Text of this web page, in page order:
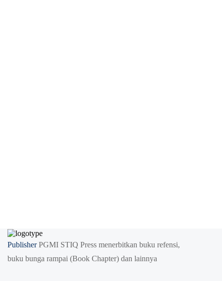
PublisherPGMI STIQ Press menerbitkan buku refensi,
buku bunga rampai (Book Chapter) dan lainnya